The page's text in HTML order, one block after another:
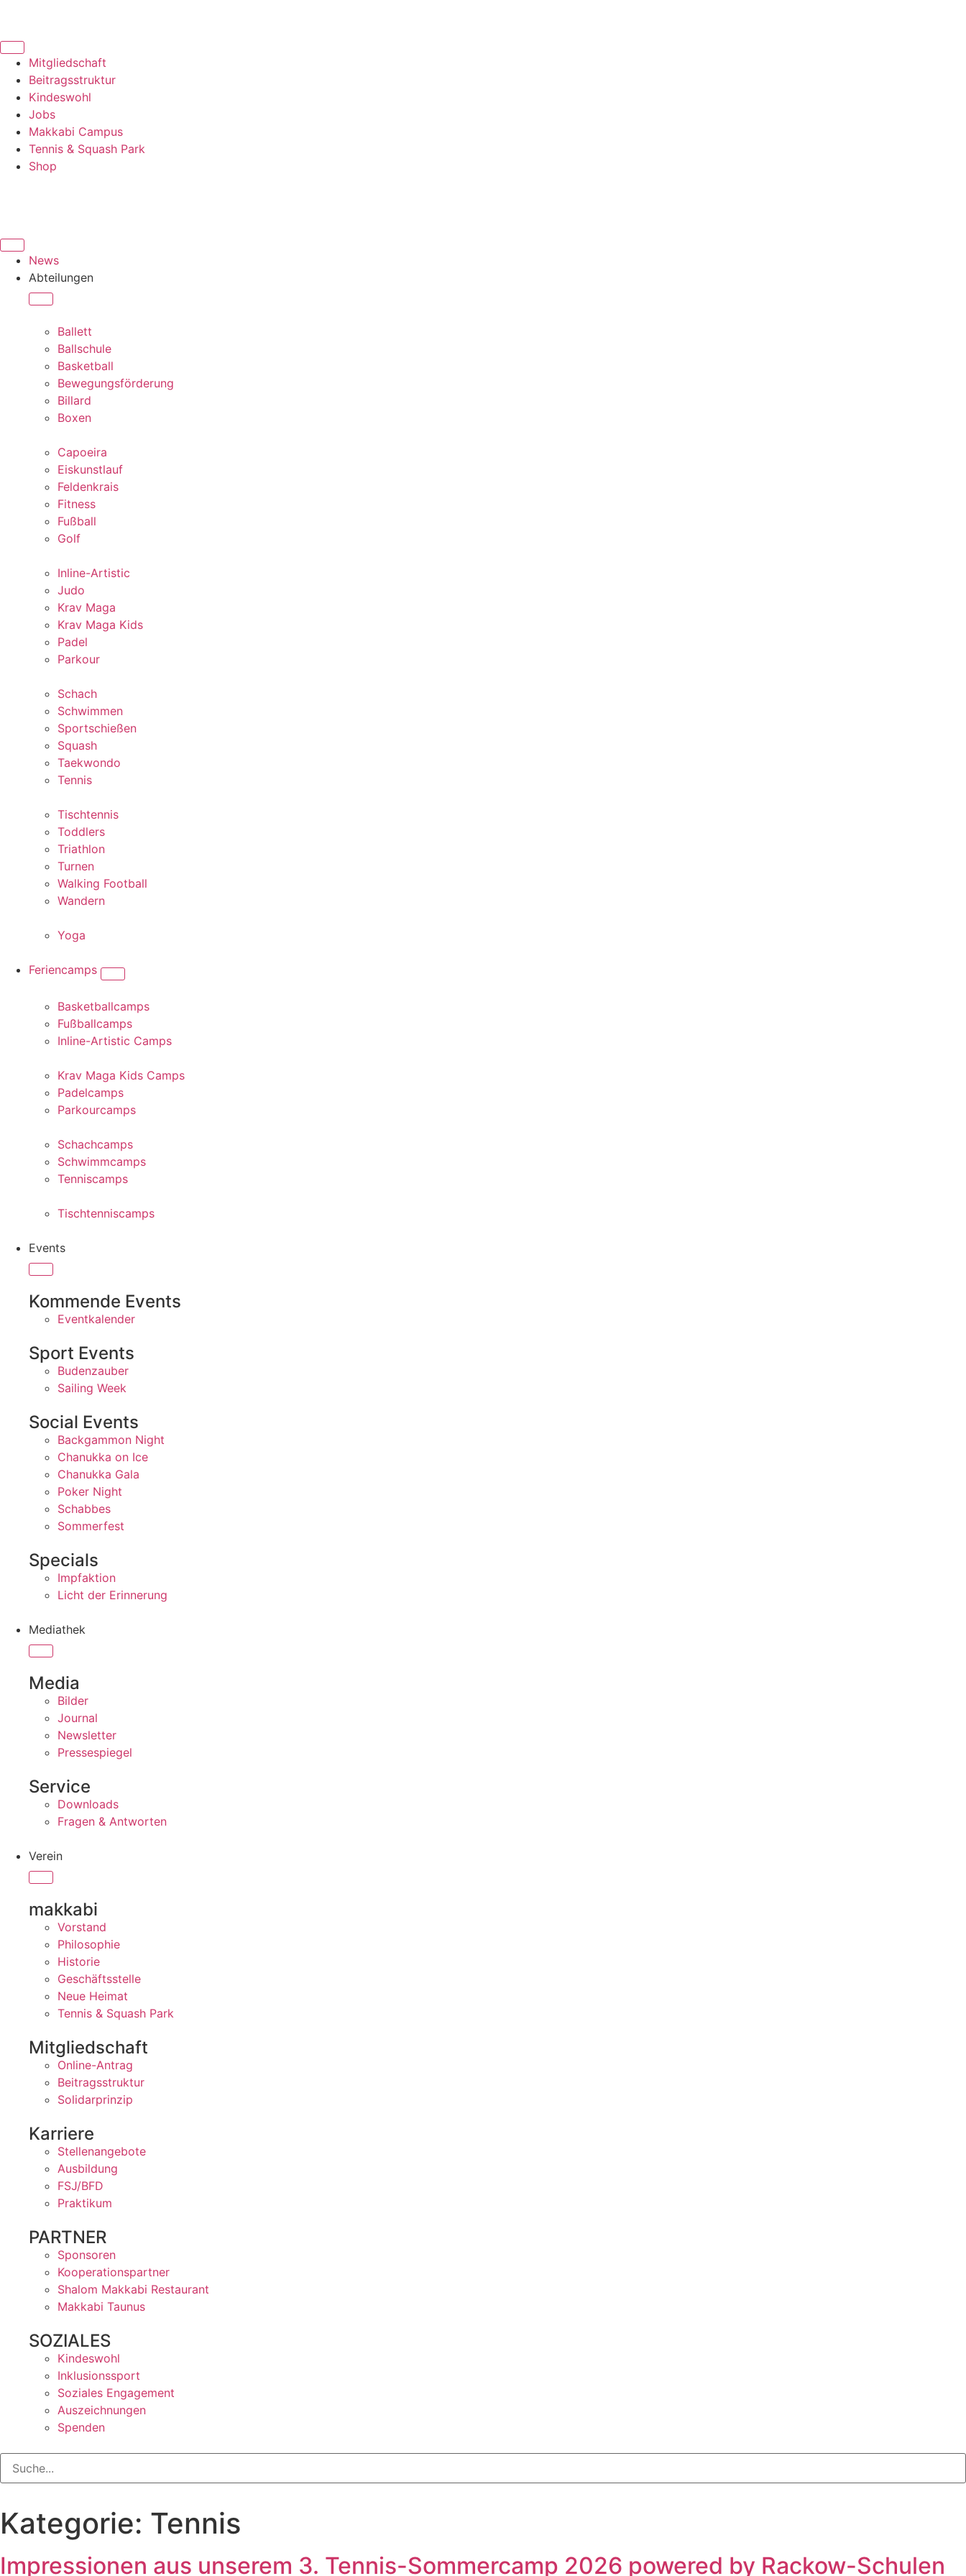
Mitgliedschaft
Beitragsstruktur
Kindeswohl
Jobs
Makkabi Campus
Tennis & Squash Park
Shop
News
Abteilungen
Ballett
Ballschule
Basketball
Bewegungsförderung
Billard
Boxen
Capoeira
Eiskunstlauf
Feldenkrais
Fitness
Fußball
Golf
Inline-Artistic
Judo
Krav Maga
Krav Maga Kids
Padel
Parkour
Schach
Schwimmen
Sportschießen
Squash
Taekwondo
Tennis
Tischtennis
Toddlers
Triathlon
Turnen
Walking Football
Wandern
Yoga
Feriencamps
Basketballcamps
Fußballcamps
Inline-Artistic Camps
Krav Maga Kids Camps
Padelcamps
Parkourcamps
Schachcamps
Schwimmcamps
Tenniscamps
Tischtenniscamps
Events
Kommende Events
Eventkalender
Sport Events
Budenzauber
Sailing Week
Social Events
Backgammon Night
Chanukka on Ice
Chanukka Gala
Poker Night
Schabbes
Sommerfest
Specials
Impfaktion
Licht der Erinnerung
Mediathek
Media
Bilder
Journal
Newsletter
Pressespiegel
Service
Downloads
Fragen & Antworten
Verein
makkabi
Vorstand
Philosophie
Historie
Geschäftsstelle
Neue Heimat
Tennis & Squash Park
Mitgliedschaft
Online-Antrag
Beitragsstruktur
Solidarprinzip
Karriere
Stellenangebote
Ausbildung
FSJ/BFD
Praktikum
PARTNER
Sponsoren
Kooperationspartner
Shalom Makkabi Restaurant
Makkabi Taunus
SOZIALES
Kindeswohl
Inklusionssport
Soziales Engagement
Auszeichnungen
Spenden
Kategorie: Tennis
Impressionen aus unserem 3. Tennis-Sommercamp 2026 powered by Rackow-Schulen